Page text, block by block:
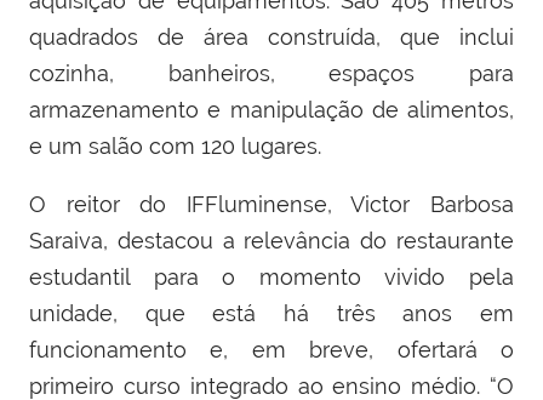
quadrados de área construída, que inclui
cozinha, banheiros, espaços para
armazenamento e manipulação de alimentos,
e um salão com 120 lugares.
O reitor do IFFluminense, Victor Barbosa
Saraiva, destacou a relevância do restaurante
estudantil para o momento vivido pela
unidade, que está há três anos em
funcionamento e, em breve, ofertará o
primeiro curso integrado ao ensino médio. “O